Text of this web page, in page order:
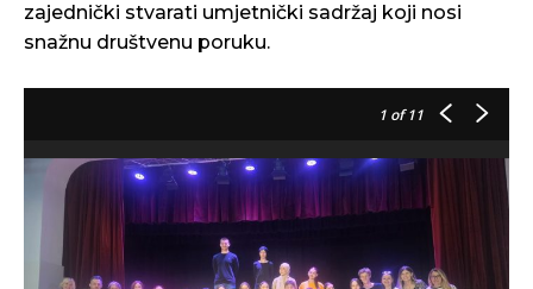
zajednički stvarati umjetnički sadržaj koji nosi
snažnu društvenu poruku.
1 of 11